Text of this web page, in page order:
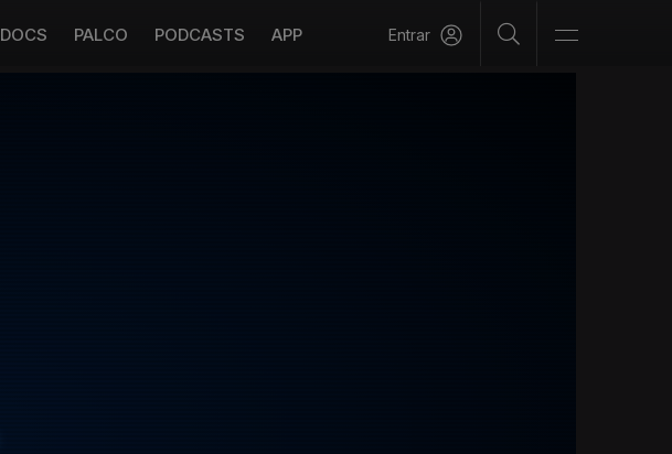
DOCS PALCO PODCASTS APP Entrar